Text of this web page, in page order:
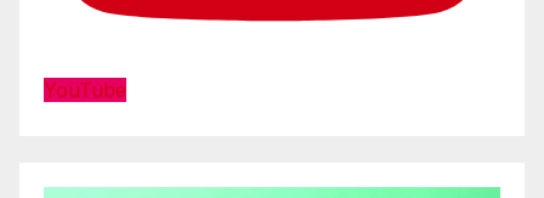
YouTube